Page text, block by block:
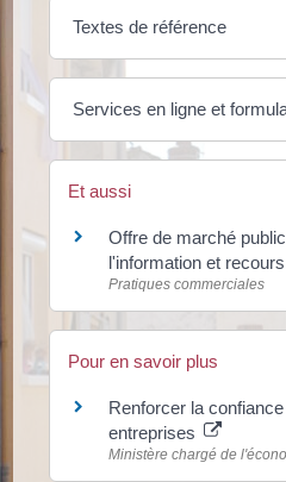
Textes de référence
Services en ligne et
Et aussi
Offre de marché
l'information et recours
Pratiques commerciales
Pour en savoir plus
Renforcer la
entreprises
Ministère chargé de